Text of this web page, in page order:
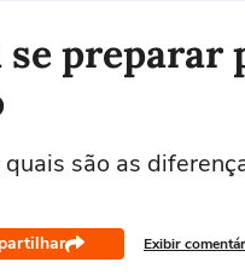
se preparar
são as
Exibir